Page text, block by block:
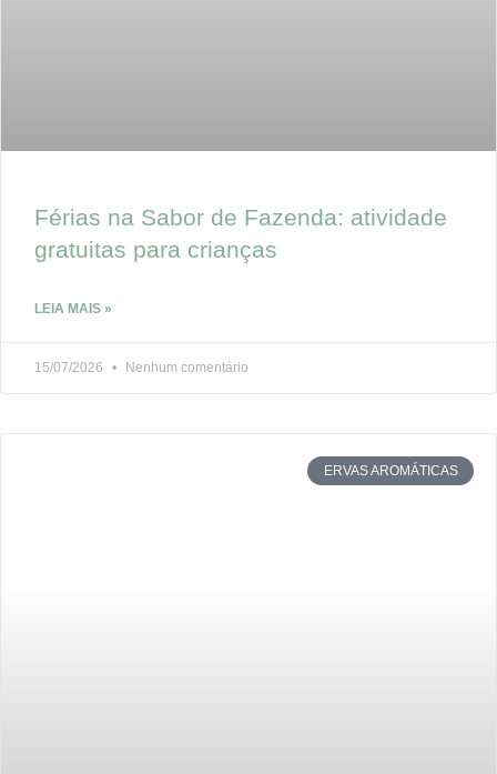
Férias na Sabor de Fazenda: atividade
gratuitas para crianças
LEIA MAIS »
15/07/2026 Nenhum comentário
ERVAS AROMÁTICAS